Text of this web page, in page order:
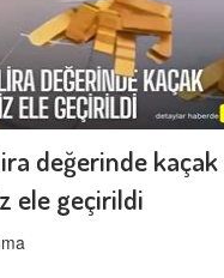
değerinde kaçak
ele geçirildi